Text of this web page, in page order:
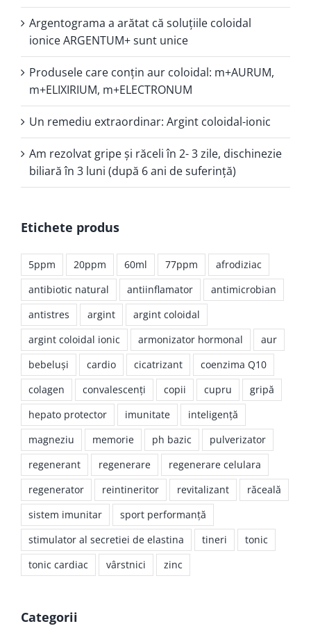
Argentograma a arătat că soluţiile coloidal
ionice ARGENTUM+ sunt unice
Produsele care conţin aur coloidal: m+AURUM,
m+ELIXIRIUM, m+ELECTRONUM
Un remediu extraordinar: Argint coloidal-ionic
Am rezolvat gripe și răceli în 2- 3 zile, dischinezie
biliară în 3 luni (după 6 ani de suferință)
Etichete produs
5ppm 20ppm 60ml 77ppm
afrodiziac
antibiotic natural
antiinflamator
antimicrobian
antistres
argint
argint coloidal
argint coloidal ionic
armonizator hormonal
aur
bebeluşi
cardio cicatrizant
coenzima Q10
colagen
convalescenţi copii cupru
gripă
hepato protector
imunitate
inteligenţă
magneziu
memorie ph bazic
pulverizator
regenerant
regenerare
regenerare celulara
regenerator
reintineritor revitalizant
răceală
sistem imunitar
sport performanţă
stimulator al secretiei de elastina
tineri
tonic
tonic cardiac
vârstnici zinc
Categorii